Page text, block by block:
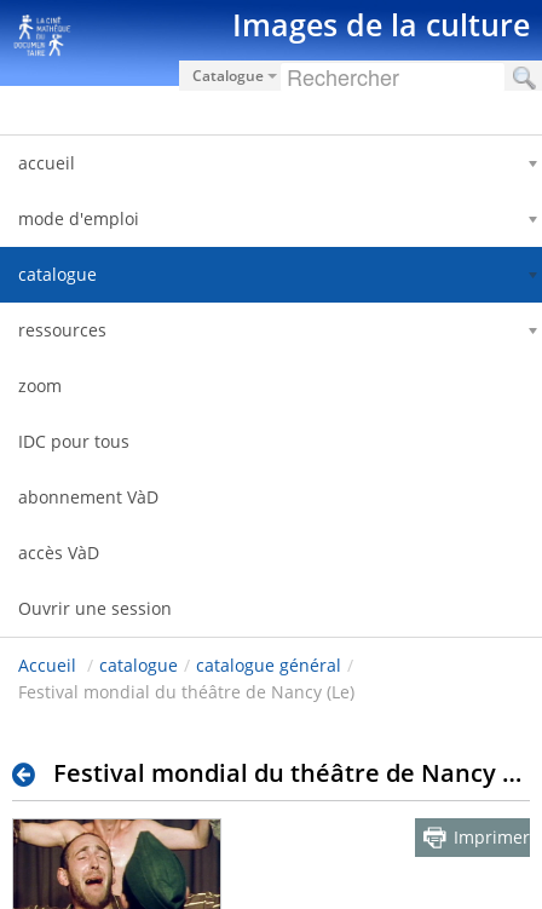
Saut au contenu Images de la culture
Catalogue
accueil
mode d'emploi
catalogue
ressources
zoom
IDC pour tous
abonnement VàD
accès VàD
Ouvrir une session
Accueil / catalogue / catalogue général /
Festival mondial du théâtre de Nancy (Le)
Festival mondial du théâtre de Nancy (Le)
Imprimer